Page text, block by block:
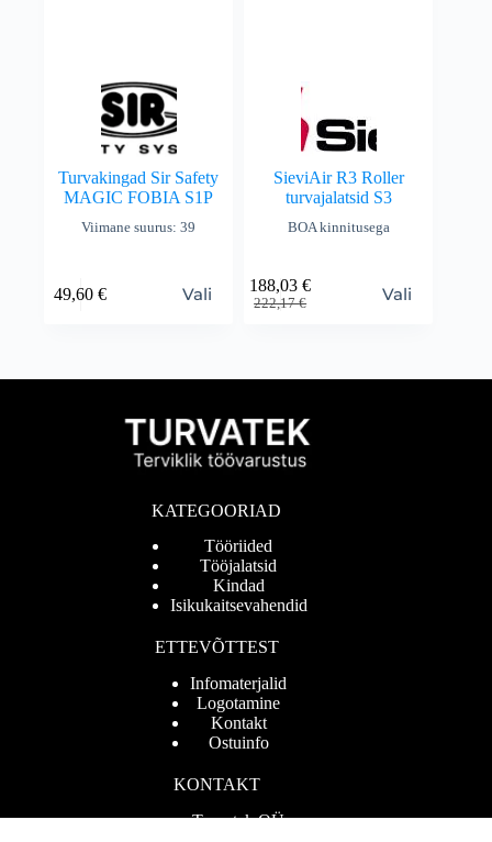
Turvakingad Sir Safety
MAGIC FOBIA S1P
Viimane suurus: 39
49,60€ Vali
SieviAir R3 Roller
turvajalatsid S3
BOA kinnitusega
222,17€
188,03€ Vali
KATEGOORIAD
Tööriided
Tööjalatsid
Kindad
Isikukaitsevahendid
ETTEVÕTTEST
Infomaterjalid
Logotamine
Kontakt
Ostuinfo
KONTAKT
Turvatek OÜ